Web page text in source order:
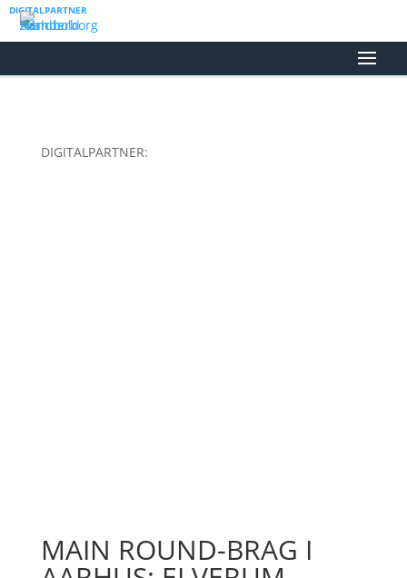
DIGITALPARTNER
DIGITALPARTNER:
MAIN ROUND-BRAG I